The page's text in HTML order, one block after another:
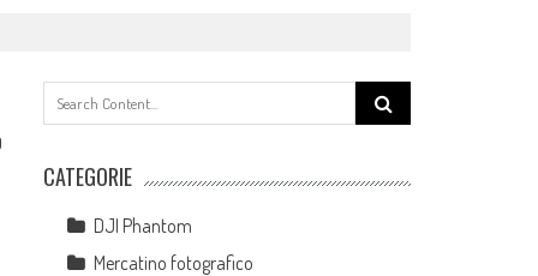
Search
for:
CATEGORIE
DJI Phantom
Mercatino fotografico